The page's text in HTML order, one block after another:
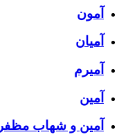
آمون
آمیان
آمیرم
آمین
آمین و شهاب